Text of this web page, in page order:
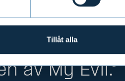
Tillåt alla
är
till
av My Evli."